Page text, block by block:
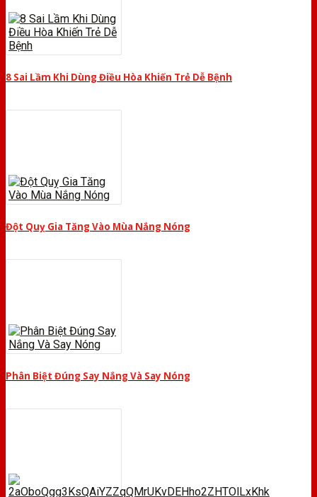
8 Sai Lầm Khi Dùng Điều Hòa Khiến Trẻ Dễ Bệnh
Đột Quỵ Gia Tăng Vào Mùa Nắng Nóng
Phân Biệt Đúng Say Nắng Và Say Nóng